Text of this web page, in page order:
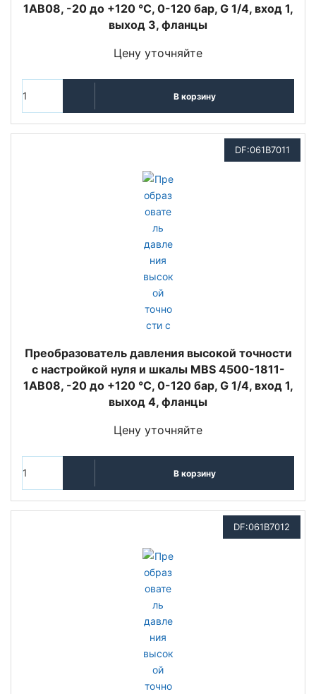
1AB08, -20 до +120 °C, 0-120 бар, G 1/4, вход 1,
выход 3, фланцы
Цену уточняйте
В корзину
DF:061B7011
Преобразователь давления высокой точности
с настройкой нуля и шкалы MBS 4500-1811-
1AB08, -20 до +120 °C, 0-120 бар, G 1/4, вход 1,
выход 4, фланцы
Цену уточняйте
В корзину
DF:061B7012